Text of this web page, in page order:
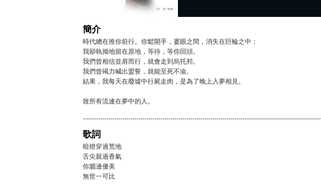
簡介
時代總在推你前行。你鬆開手，霎眼之間，消失在巨輪之中；
我卻執拗地留在原地，等待，等你回頭。
我們曾相信並肩而行，就會走到烏托邦。
我們曾竭力喊出盟誓，就能至死不渝。
結果，我每天在廢墟中行屍走肉，是為了晚上入夢相見。
致所有流連在夢中的人。
歌詞
暗燈穿過荒地
舌尖親過香氣
你腮邊優美
無世一可比